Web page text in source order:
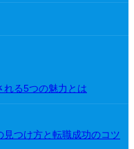
れる5つの魅力とは
つけ方と転職成功のコツ